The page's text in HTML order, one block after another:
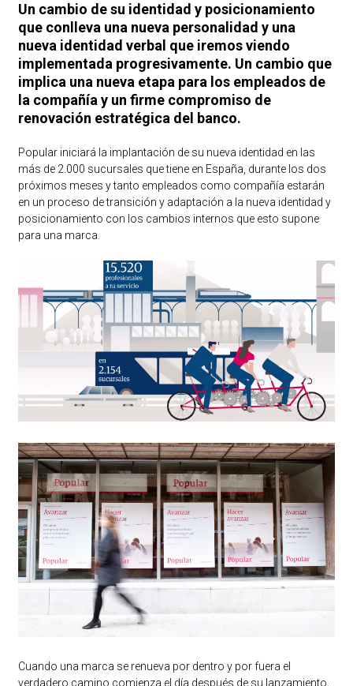
Un cambio de su identidad y posicionamiento
que conlleva una nueva personalidad y una
nueva identidad verbal que iremos viendo
implementada progresivamente. Un cambio que
implica una nueva etapa para los empleados de
la compañía y un firme compromiso de
renovación estratégica del banco.
Popular iniciará la implantación de su nueva identidad en las
más de 2.000 sucursales que tiene en España, durante los dos
próximos meses y tanto empleados como compañía estarán
en un proceso de transición y adaptación a la nueva identidad y
posicionamiento con los cambios internos que esto supone
para una marca.
Cuando una marca se renueva por dentro y por fuera el
verdadero camino comienza el día después de su lanzamiento,